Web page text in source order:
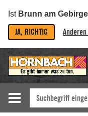
Ist Brunn am Gebirge
JA, RICHTIG